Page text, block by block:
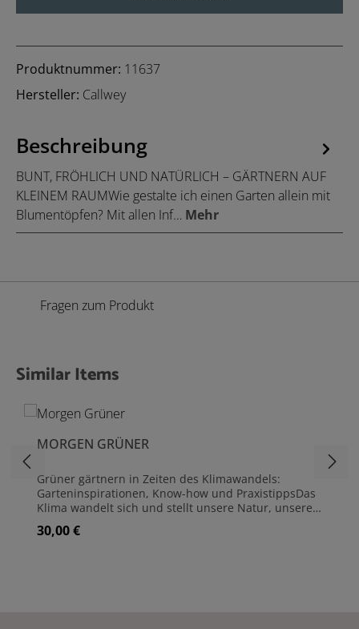
Produktnummer: 11637
Hersteller: Callwey
Beschreibung
BUNT, FRÖHLICH UND NATÜRLICH – GÄRTNERN AUF
KLEINEM RAUMWie gestalte ich einen Garten allein mit
Blumentöpfen? Mit allen Inf… Mehr
Fragen zum Produkt
Produktgalerie überspringen
Similar Items
MORGEN GRÜNER
Grüner gärtnern in Zeiten des Klimawandels:
Garteninspirationen, Know-how und PraxistippsDas
Klima wandelt sich und stellt unsere Natur, unsere
Umwelt und somit auch unsere Gärten vor neue
Herausforderungen. Ob im Garten hinterm Haus, in
Regulärer Preis:
30,00 €